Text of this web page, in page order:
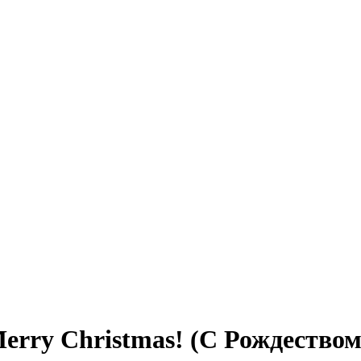
Christmas! (С